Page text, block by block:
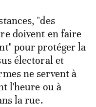
"des
doivent en faire
pour protéger la
électoral et
ne servent à
l'heure ou à
la rue.